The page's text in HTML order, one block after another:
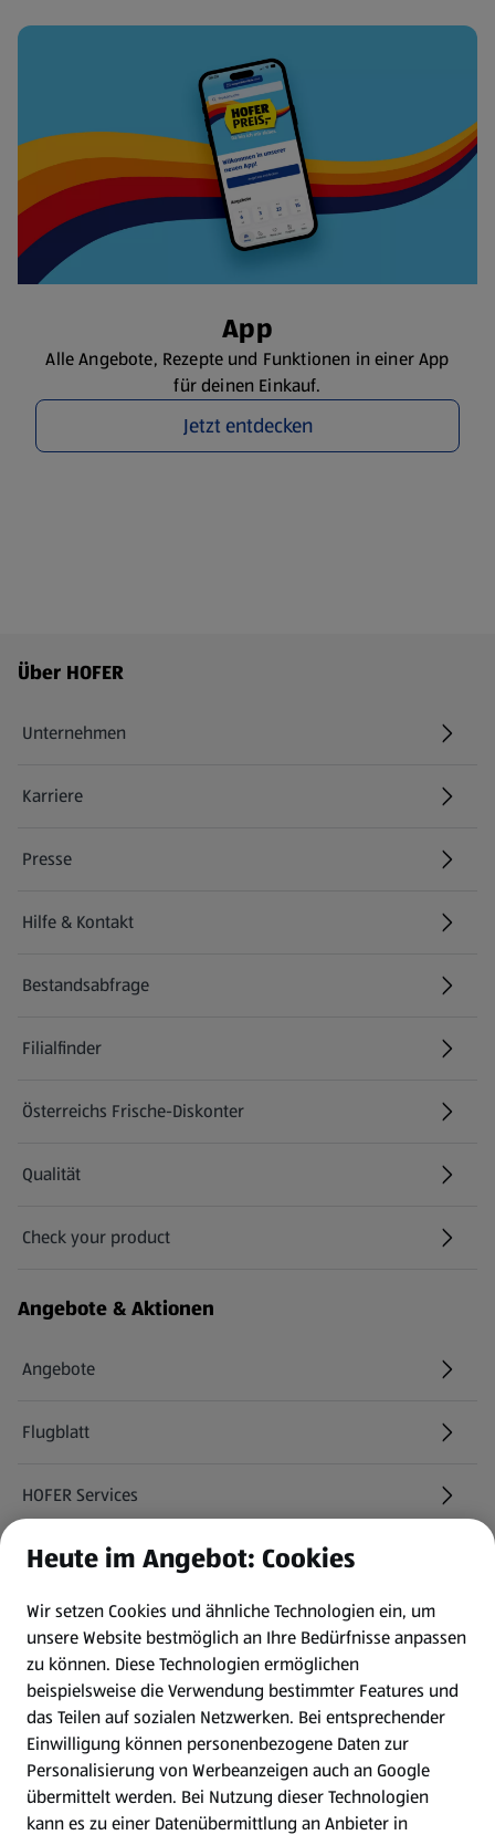
App
Alle Angebote, Rezepte und Funktionen in einer App
für deinen Einkauf.
Jetzt entdecken
Fußzeilenmenü - weitere Links
Über HOFER
Unternehmen
Karriere
(öffnet in einem neuen Tab)
Presse
Hilfe & Kontakt
(öffnet in einem neuen Tab)
Bestandsabfrage
(öffnet in einem neuen Tab)
Filialfinder
Österreichs Frische-Diskonter
Qualität
Check your product
(öffnet in einem neuen Tab)
Angebote & Aktionen
Angebote
Flugblatt
HOFER Services
Newsletter
WhatsApp
Gewinnspiele
Mein HOFER. Meine Einkäufe.
Meine Meinung. Mein HOFER.
Heute im Angebot: Cookies
Wir setzen Cookies und ähnliche Technologien ein, um
unsere Website bestmöglich an Ihre Bedürfnisse anpassen
zu können. Diese Technologien ermöglichen
beispielsweise die Verwendung bestimmter Features und
das Teilen auf sozialen Netzwerken. Bei entsprechender
Einwilligung können personenbezogene Daten zur
Personalisierung von Werbeanzeigen auch an Google
übermittelt werden. Bei Nutzung dieser Technologien
kann es zu einer Datenübermittlung an Anbieter in